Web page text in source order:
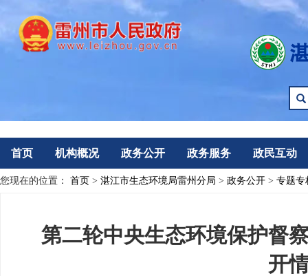
首页 机构概况 政务公开 政务服务 政民互动
您现在的位置： 首页 > 湛江市生态环境局雷州分局 > 政务公开 > 专题专
第二轮中央生态环境保护督
开